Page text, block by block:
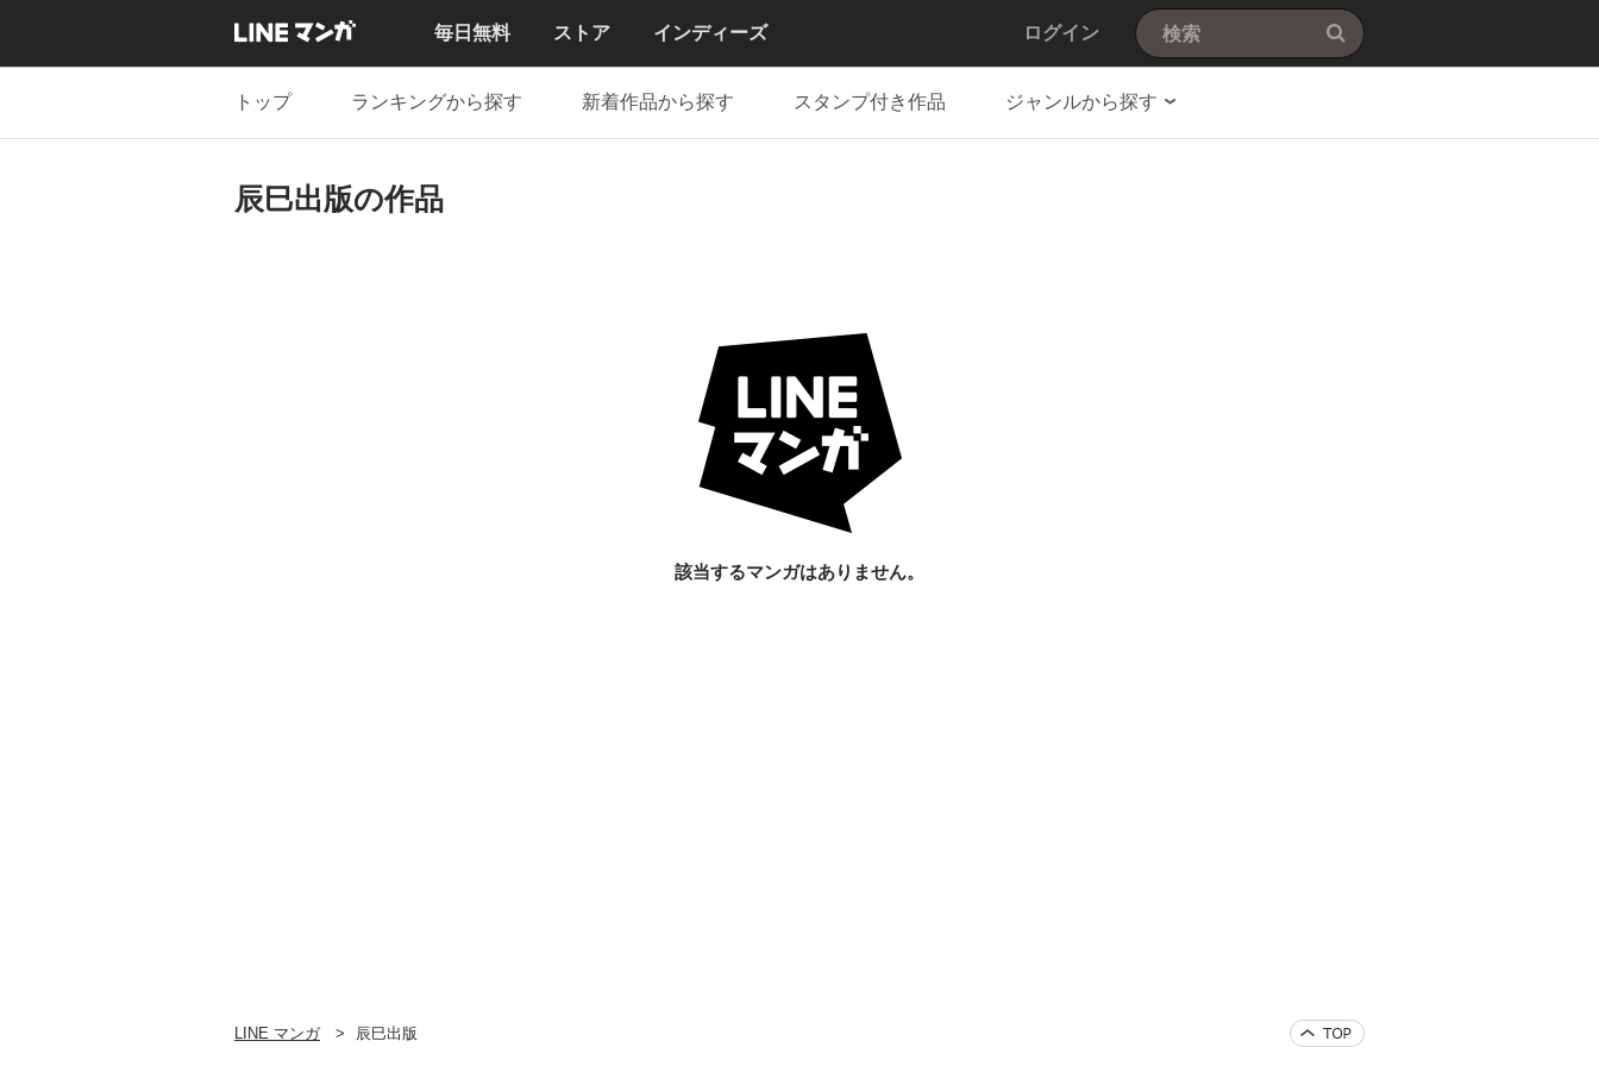
毎日無料 ストア インディーズ ログイン
トップ ランキングから探す 新着作品から探す スタンプ付き作品 ジャンルから探す
辰巳出版の作品
該当するマンガはありません。
LINE マンガ 辰巳出版